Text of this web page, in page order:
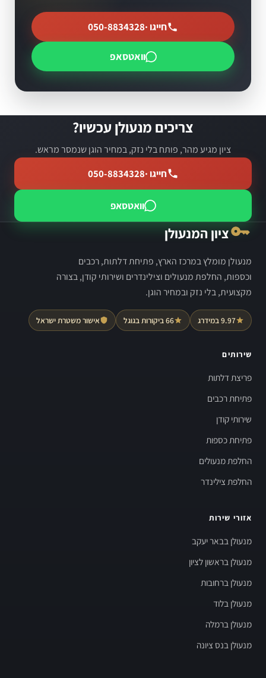
חייגו ·050-8834328
וואטסאפ
צריכים מנעולן עכשיו?
ציון מגיע מהר, פותח בלי נזק, במחיר הוגן שנמסר מראש.
חייגו ·050-8834328
וואטסאפ
ציון המנעולן
מנעולן מומלץ במרכז הארץ, פתיחת דלתות, רכבים
וכספות, החלפת מנעולים וצילינדרים ושירותי קודן, בצורה
מקצועית, בלי נזק ובמחיר הוגן.
9.97 במידרג 66 ביקורות בגוגל אישור משטרת ישראל
שירותים
פריצת דלתות
פתיחת רכבים
שירותי קודן
פתיחת כספות
החלפת מנעולים
החלפת צילינדר
אזורי שירות
מנעולן בבאר יעקב
מנעולן בראשון לציון
מנעולן ברחובות
מנעולן בלוד
מנעולן ברמלה
מנעולן בנס ציונה